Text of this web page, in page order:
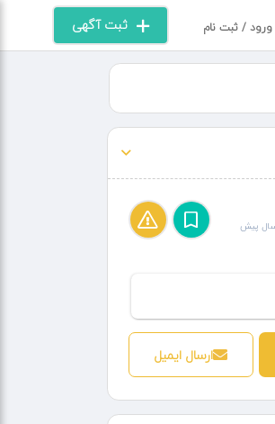
ثبت آگهی ورود / ثبت نام
ارسال ایمیل